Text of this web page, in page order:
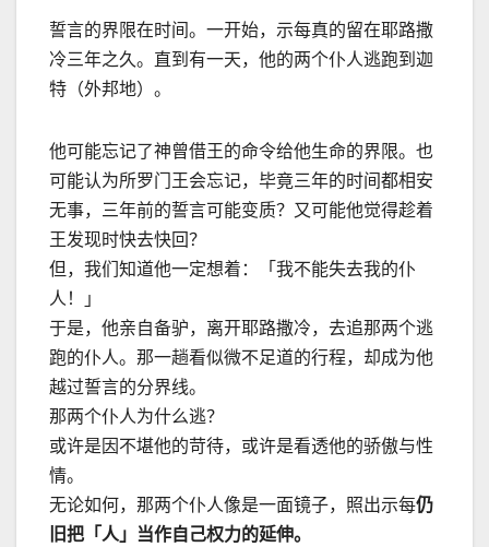
誓言的界限在时间。一开始，示每真的留在耶路撒
冷三年之久。直到有一天，他的两个仆人逃跑到迦
特（外邦地）。
他可能忘记了神曾借王的命令给他生命的界限。也
可能认为所罗门王会忘记，毕竟三年的时间都相安
无事，三年前的誓言可能变质？又可能他觉得趁着
王发现时快去快回？
但，我们知道他一定想着：「我不能失去我的仆
人！」
于是，他亲自备驴，离开耶路撒冷，去追那两个逃
跑的仆人。那一趟看似微不足道的行程，却成为他
越过誓言的分界线。
那两个仆人为什么逃？
或许是因不堪他的苛待，或许是看透他的骄傲与性
情。
无论如何，那两个仆人像是一面镜子，照出示每仍
旧把「人」当作自己权力的延伸。